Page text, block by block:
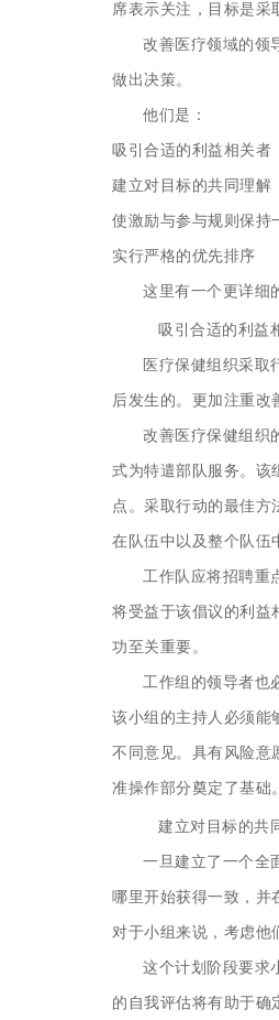
席表示关注，目标是采
改善医疗领域的领
做出决策。
他们是：
吸引合适的利益相关者
建立对目标的共同理解
使激励与参与规则保持
实行严格的优先排序
这里有一个更详细
吸引合适的利益
医疗保健组织采取
后发生的。更加注重改
改善医疗保健组织
式为特遣部队服务。该
点。采取行动的最佳
在队伍中以及整个队伍
工作队应将招聘重
将受益于该倡议的利益
功至关重要。
工作组的领导者也
该小组的主持人必须能
不同意见。具有风险意
准操作部分奠定了基础。
建立对目标的共
一旦建立了一个全
哪里开始获得一致，并
对于小组来说，考虑他
这个计划阶段要求
的自我评估将有助于确